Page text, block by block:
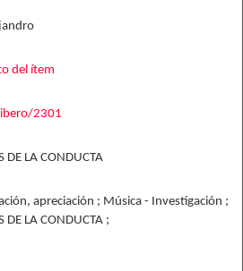
del ítem
2301
DE LA CONDUCTA
apreciación ; Música - Investigación ;
DE LA CONDUCTA ;